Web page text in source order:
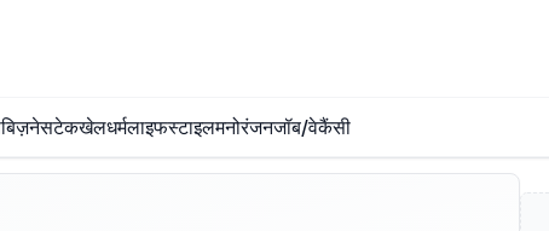
बिज़नेसटेकखेलधर्मलाइफस्टाइलमनोरंजनजॉब/वेकैंसी